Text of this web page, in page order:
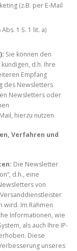
(z.B. per E-Mail
1 S. 1 lit. a)
Sie können den
d.h. Ihre
Empfang
des Newsletters
Newsletters oder
hierzu nutzen.
Verfahren und
Die Newsletter
d.h., eine
von
wird. Im Rahmen
Informationen, wie
als auch Ihre IP-
Diese
unseres